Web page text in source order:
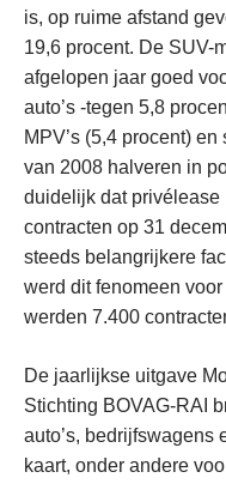
is, op ruime afstand
19,6 procent. De SUV-
afgelopen jaar goed
auto’s -tegen 5,8
MPV’s (5,4 procent)
van 2008 halveren in
duidelijk dat privélease
contracten op 31
steeds belangrijkere
werd dit fenomeen
werden 7.400
De jaarlijkse uitgave
Stichting BOVAG-RAI
auto’s, bedrijfswagens
kaart, onder andere